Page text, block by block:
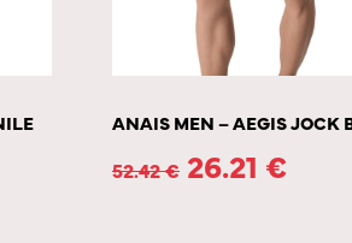
ANAIS MEN – AEGIS JOCK
52.42€ 26.21 €